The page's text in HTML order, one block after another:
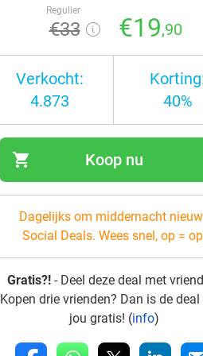
Regulier
€33 €19,90
Verkocht:
4.873
40%
shopping_cart Koop nu
Dagelijks om middernacht
Social Deals. Wees snel, op =
Gratis?! - Deel deze deal met
Kopen drie vrienden? Dan is de
jou gratis! (info)